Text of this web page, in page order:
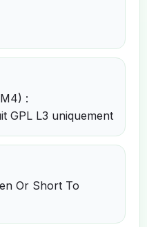
:
GPL L3 uniquement
Or Short To